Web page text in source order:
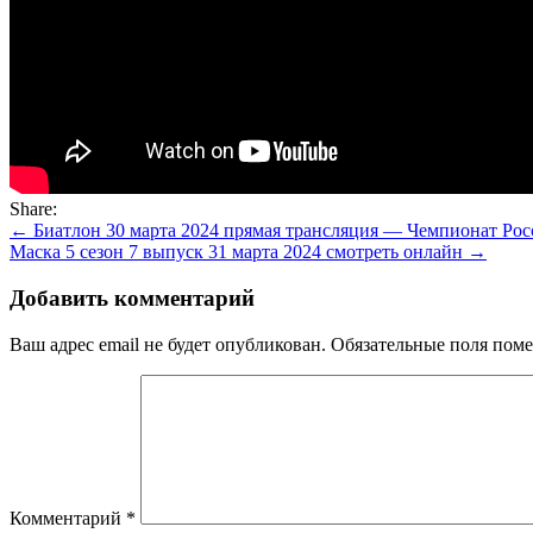
Share:
Навигация
по
записям
← Биатлон 30 марта 2024 прямая трансляция — Чемпионат
Маска 5 сезон 7 выпуск 31 марта 2024 смотреть онлайн →
Добавить комментарий
Ваш адрес email не будет опубликован. Обязательные поля
Комментарий *